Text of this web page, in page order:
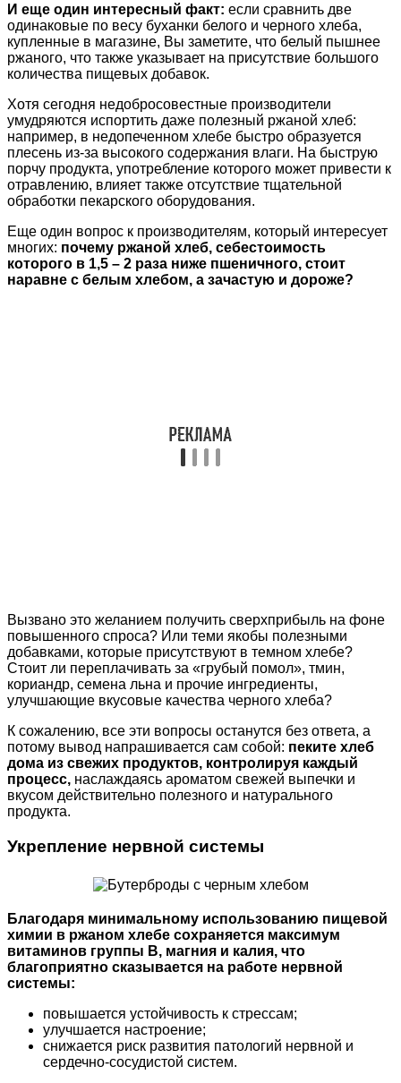
И еще один интересный факт: если сравнить две
одинаковые по весу буханки белого и черного хлеба,
купленные в магазине, Вы заметите, что белый пышнее
ржаного, что также указывает на присутствие большого
количества пищевых добавок.
Хотя сегодня недобросовестные производители
умудряются испортить даже полезный ржаной хлеб:
например, в недопеченном хлебе быстро образуется
плесень из-за высокого содержания влаги. На быструю
порчу продукта, употребление которого может привести к
отравлению, влияет также отсутствие тщательной
обработки пекарского оборудования.
Еще один вопрос к производителям, который интересует
многих: почему ржаной хлеб, себестоимость
которого в 1,5 – 2 раза ниже пшеничного, стоит
наравне с белым хлебом, а зачастую и дороже?
Вызвано это желанием получить сверхприбыль на фоне
повышенного спроса? Или теми якобы полезными
добавками, которые присутствуют в темном хлебе?
Стоит ли переплачивать за «грубый помол», тмин,
кориандр, семена льна и прочие ингредиенты,
улучшающие вкусовые качества черного хлеба?
К сожалению, все эти вопросы останутся без ответа, а
потому вывод напрашивается сам собой: пеките хлеб
дома из свежих продуктов, контролируя каждый
процесс, наслаждаясь ароматом свежей выпечки и
вкусом действительно полезного и натурального
продукта.
Укрепление нервной системы
Благодаря минимальному использованию пищевой
химии в ржаном хлебе сохраняется максимум
витаминов группы В, магния и калия, что
благоприятно сказывается на работе нервной
системы:
повышается устойчивость к стрессам;
улучшается настроение;
снижается риск развития патологий нервной и
сердечно-сосудистой систем.